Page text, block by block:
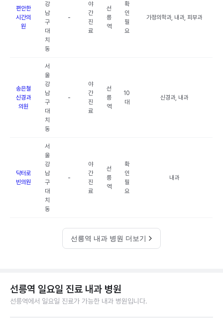
편안한
시간의
원
강
남
구
대
치
동
-
야
간
진
료
선
릉
역
확
인
필
요
가정의학과, 내과, 피부과
송은철
신경과
의원
서
울
강
남
구
대
치
동
-
야
간
진
료
선
릉
역
10
대
신경과, 내과
닥터로
빈의원
서
울
강
남
구
대
치
동
-
야
간
진
료
선
릉
역
확
인
필
요
내과
선릉역 내과 병원 더보기
선릉역 일요일 진료 내과 병원
선릉역에서 일요일 진료가 가능한 내과 병원입니다.